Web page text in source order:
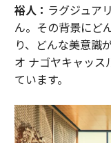
裕人： ラグジュア
ん。その背景にど
り、どんな美意
オ ナゴヤキャッス
ています。